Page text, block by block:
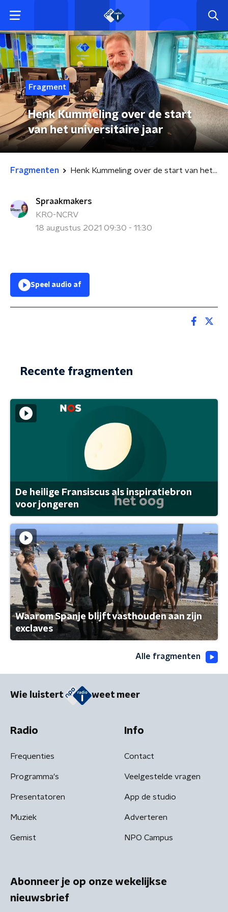
Fragment
Henk Kummeling over de start
van het universitaire jaar
Fragmenten Henk Kummeling over de start van het universitaire jaar
Spraakmakers
KRO-NCRV
18 augustus 2021 09:30 - 11:30
Speel audio af
Recente fragmenten
De heilige Fransiscus als inspiratiebron
voor jongeren
Waarom Spanje blijft vasthouden aan zijn
exclaves
Alle fragmenten
Wie luistert weet meer
Radio
Frequenties
Programma's
Presentatoren
Muziek
Gemist
Info
Contact
Veelgestelde vragen
App de studio
Adverteren
NPO Campus
Abonneer je op onze wekelijkse
nieuwsbrief